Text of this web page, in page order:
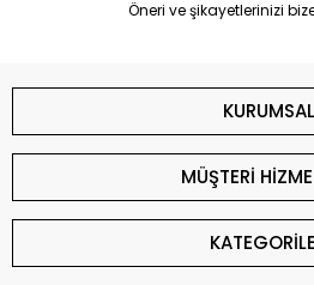
Öneri ve şikayetlerinizi
KURUMSAL
MÜŞTERİ